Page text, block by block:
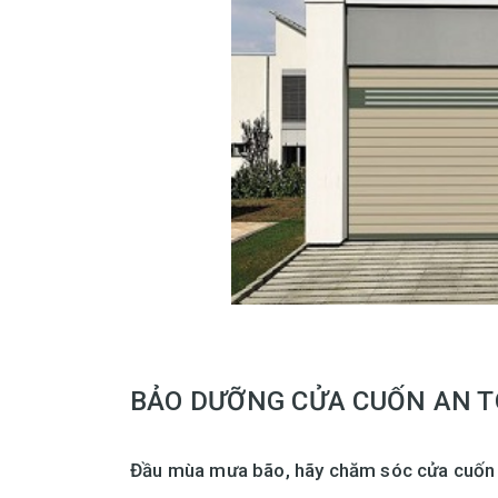
BẢO DƯỠNG CỬA CUỐN AN
Đầu mùa mưa bão, hãy chăm sóc cửa cuốn